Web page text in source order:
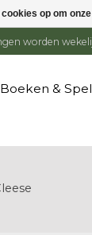
worden
Boeken &
cookies op om